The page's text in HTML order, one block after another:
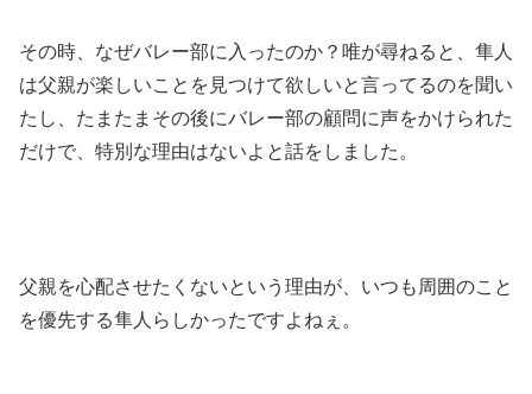
その時、なぜバレー部に入ったのか？唯が尋ねると、隼人
は父親が楽しいことを見つけて欲しいと言ってるのを聞い
たし、たまたまその後にバレー部の顧問に声をかけられた
だけで、特別な理由はないよと話をしました。
父親を心配させたくないという理由が、いつも周囲のこと
を優先する隼人らしかったですよねぇ。